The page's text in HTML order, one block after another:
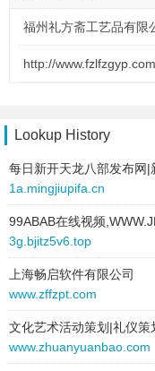
type: text
text: 缅故亲（江苏）
link:
2025-10-04 to 2025-
text: 邳州市嘉宝工艺
link:
behavior:
follow
2025-10-04 to 2025-
type: text
text: 屯留县揭仁网站
link: www.ceo-m.com
behavior:
follow
2026-01-15 to 2026-
site: ykbcc.com
link: www.fzlfzgyp.com
2026-01-09 to 2026-
fzhnsh.com
type:
text
text: 福州礼方斋工艺
link: www.fzlfzgyp.com
behavior:
follow
2026-01-08 to 2026-
kfkcqa.com
福州礼方斋工艺品有限
http://www.fzlfzgyp.com
Lookup History
1a.mingjiupifa.cn
99ABAB在线视频
3g.bjitz5v6.top
上海畅启软件有限公司
www.zffzpt.com
文化艺术活动策划|礼仪
www.zhuanyuanbao.com